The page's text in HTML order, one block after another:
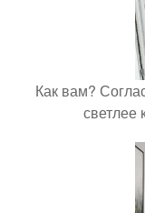
Как вам?
светлее